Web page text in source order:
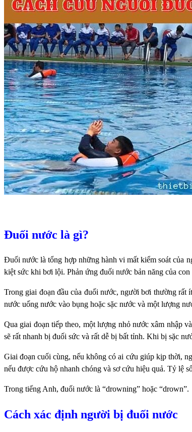
Đuối nước là gì?
Đuối nước là tổng hợp những hành vi mất kiểm soát của
kiệt sức khi bơi lội. Phản ứng đuối nước bản năng của
Trong giai đoạn đầu của đuối nước, người bơi thường
nước uống nước vào bụng hoặc sặc nước và một lượng
Qua giai đoạn tiếp theo, một lượng nhỏ nước xâm nhập
sẽ rất nhanh bị đuối sức và rất dễ bị bất tỉnh. Khi bị sặc
Giai đoạn cuối cùng, nếu không có ai cứu giúp kịp thời,
nếu được cứu hộ nhanh chóng và sơ cứu hiệu quả. Tỷ lệ
Trong tiếng Anh, đuối nước là “drowning” hoặc “drown”.
Cách xác định người bị đuối nước